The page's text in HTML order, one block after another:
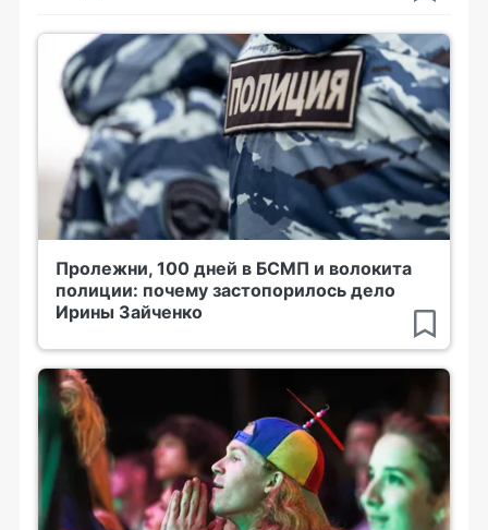
Пролежни, 100 дней в БСМП и волокита
полиции: почему застопорилось дело
Ирины Зайченко